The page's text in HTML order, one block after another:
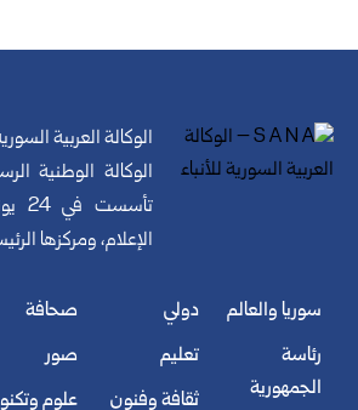
الوكالة العربية
الوكالة الوطنية
الإعلام، ومركزها
سوريا والعالم
رئاسة
الجمهورية
دولي
تعليم
ثقافة وفنون
صحافة
صور
علوم